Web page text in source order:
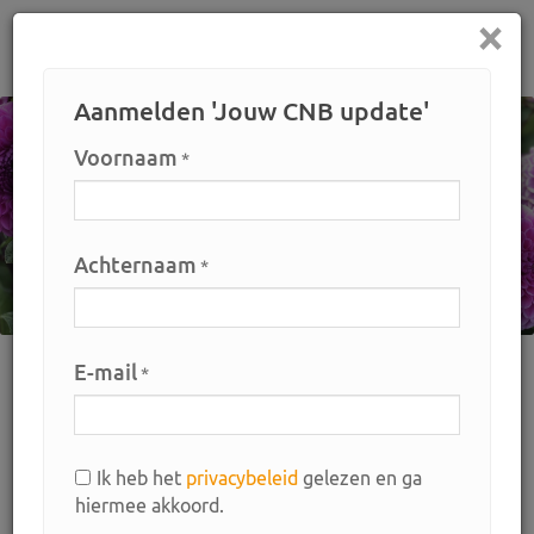
Bemiddeling
Wat kunnen wij voor u betekenen?
×
Aanmelden 'Jouw CNB update'
Voornaam *
Achternaam *
E-mail*
Ik heb het privacybeleid gelezen en ga
hiermee akkoord.